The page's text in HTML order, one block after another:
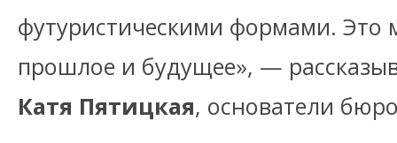
футуристическими формами. Это
прошлое и будущее», —
Катя Пятицкая, основатели